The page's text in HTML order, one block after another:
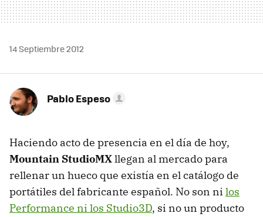
14 Septiembre 2012
Pablo Espeso
Haciendo acto de presencia en el día de hoy,
Mountain StudioMXllegan al mercado para
rellenar un hueco que existía en el catálogo de
portátiles del fabricante español. No son ni los
Performance ni los Studio3D, si no un producto